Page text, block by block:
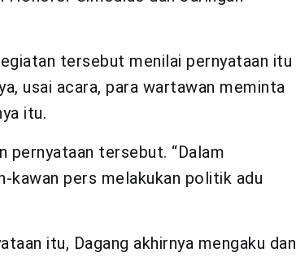
tersebut menilai pernyataan itu
usai acara, para wartawan meminta
itu.
pernyataan tersebut. “Dalam
kawan pers melakukan politik adu
itu, Dagang akhirnya mengaku dan